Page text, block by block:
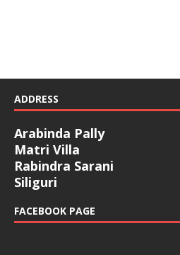
ADDRESS
Arabinda Pally
Matri Villa
Rabindra Sarani
Siliguri
FACEBOOK PAGE